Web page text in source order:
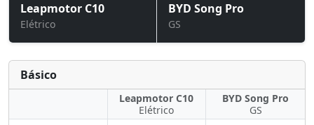
Leapmotor C10
Elétrico
BYD Song Pro
GS
Básico
Leapmotor C10
Elétrico
BYD Song Pro
GS